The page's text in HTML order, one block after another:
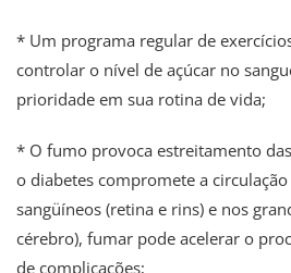
* Um programa regular de
controlar o nível de açúcar no
prioridade em sua rotina de vida;
* O fumo provoca estreitamento
o diabetes compromete a
sangüíneos (retina e rins) e nos
cérebro), fumar pode acelerar o
de complicações;